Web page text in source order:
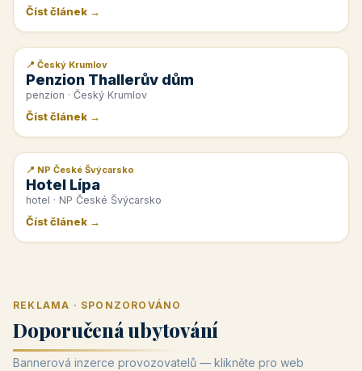
Číst článek →
📰 PR článek
📍 Český Krumlov
Penzion Thallerův dům
penzion · Český Krumlov
Číst článek →
📰 PR článek
📍 NP České Švýcarsko
Hotel Lípa
hotel · NP České Švýcarsko
Číst článek →
REKLAMA · SPONZOROVÁNO
Doporučená ubytování
Bannerová inzerce provozovatelů — klikněte pro web